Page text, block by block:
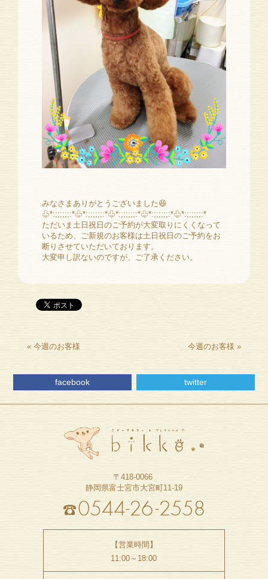
みなさまありがとうございました😆
♧*:;;;;;;:*♧*:;;;;;;:*♧*:;;;;;;:*♧*:;;;;;;:*♧*:;;;;;;:*
ただいま土日祝日のご予約が大変取りにくくなって
いるため、ご新規のお客様は土日祝日のご予約をお
断りさせていただいております。
大変申し訳ないのですが、ご了承ください。
«今週のお客様 今週のお客様 »
facebook twitter
〒418-0066
静岡県富士宮市大宮町11-19
【営業時間】
11:00～18:00